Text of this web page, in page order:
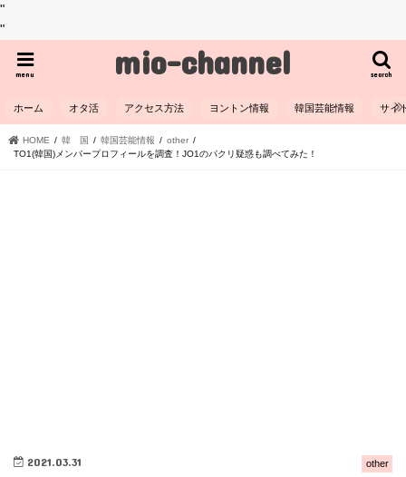
"
"
mio-channel search
menu
ホーム オタ活 アクセス方法 ヨントン情報 韓国芸能情報 サイ
HOME 韓 国 韓国芸能情報
other
TO1(韓国)メンバープロフィールを調査！JO1のパクリ疑惑も調べてみた！
other
2021.03.31